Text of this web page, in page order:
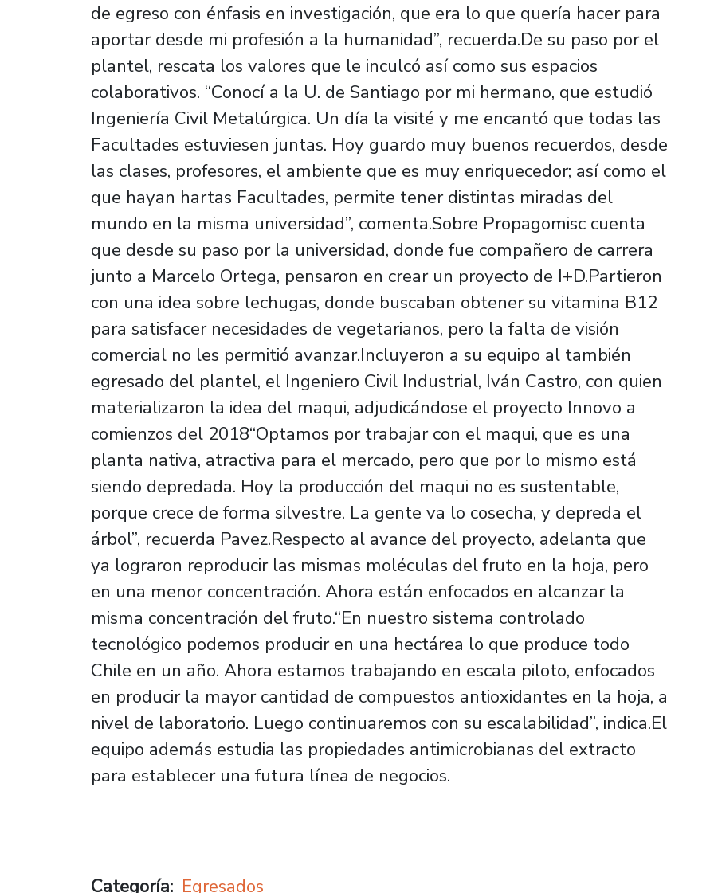
de egreso con énfasis en investigación, que era lo que quería hacer para
aportar desde mi profesión a la humanidad”, recuerda.De su paso por el
plantel, rescata los valores que le inculcó así como sus espacios
colaborativos. “Conocí a la U. de Santiago por mi hermano, que estudió
Ingeniería Civil Metalúrgica. Un día la visité y me encantó que todas las
Facultades estuviesen juntas. Hoy guardo muy buenos recuerdos, desde
las clases, profesores, el ambiente que es muy enriquecedor; así como el
que hayan hartas Facultades, permite tener distintas miradas del
mundo en la misma universidad”, comenta.Sobre Propagomisc cuenta
que desde su paso por la universidad, donde fue compañero de carrera
junto a Marcelo Ortega, pensaron en crear un proyecto de I+D.Partieron
con una idea sobre lechugas, donde buscaban obtener su vitamina B12
para satisfacer necesidades de vegetarianos, pero la falta de visión
comercial no les permitió avanzar.Incluyeron a su equipo al también
egresado del plantel, el Ingeniero Civil Industrial, Iván Castro, con quien
materializaron la idea del maqui, adjudicándose el proyecto Innovo a
comienzos del 2018“Optamos por trabajar con el maqui, que es una
planta nativa, atractiva para el mercado, pero que por lo mismo está
siendo depredada. Hoy la producción del maqui no es sustentable,
porque crece de forma silvestre. La gente va lo cosecha, y depreda el
árbol”, recuerda Pavez.Respecto al avance del proyecto, adelanta que
ya lograron reproducir las mismas moléculas del fruto en la hoja, pero
en una menor concentración. Ahora están enfocados en alcanzar la
misma concentración del fruto.“En nuestro sistema controlado
tecnológico podemos producir en una hectárea lo que produce todo
Chile en un año. Ahora estamos trabajando en escala piloto, enfocados
en producir la mayor cantidad de compuestos antioxidantes en la hoja, a
nivel de laboratorio. Luego continuaremos con su escalabilidad”, indica.El
equipo además estudia las propiedades antimicrobianas del extracto
para establecer una futura línea de negocios.
Categoría Egresados